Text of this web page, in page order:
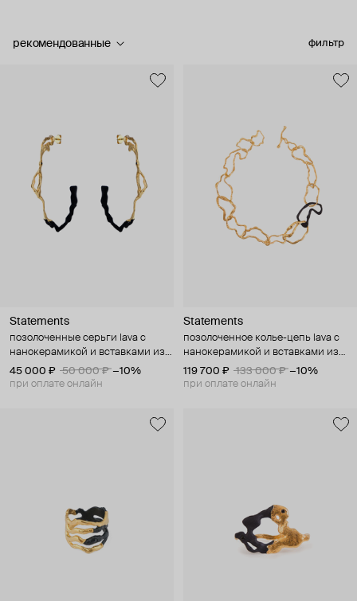
фильтр
рекомендованные
Statements
позолоченные серьги lava с
нанокерамикой и вставками из
шпинеля
45 000 ₽ 50 000 ₽ −10%
при оплате онлайн
Statements
позолоченное колье-цепь lava с
нанокерамикой и вставками из
шпинеля
119 700 ₽ 133 000 ₽ −10%
при оплате онлайн